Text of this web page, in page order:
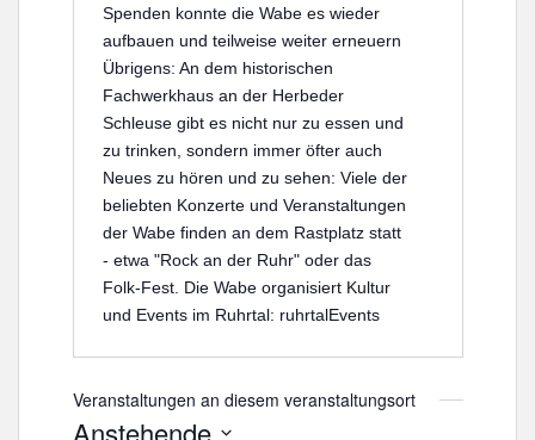
Spenden konnte die Wabe es wieder
aufbauen und teilweise weiter erneuern
Übrigens: An dem historischen
Fachwerkhaus an der Herbeder
Schleuse gibt es nicht nur zu essen und
zu trinken, sondern immer öfter auch
Neues zu hören und zu sehen: Viele der
beliebten Konzerte und Veranstaltungen
der Wabe finden an dem Rastplatz statt
- etwa "Rock an der Ruhr" oder das
Folk-Fest. Die Wabe organisiert Kultur
und Events im Ruhrtal: ruhrtalEvents
Veranstaltungen an diesem veranstaltungsort
Anstehende